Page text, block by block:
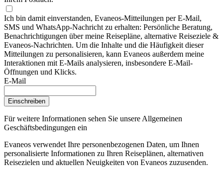
Ich bin damit einverstanden, Evaneos-Mitteilungen per E-Mail,
SMS und WhatsApp-Nachricht zu erhalten: Persönliche Beratung,
Benachrichtigungen über meine Reisepläne, alternative Reiseziele &
Evaneos-Nachrichten. Um die Inhalte und die Häufigkeit dieser
Mitteilungen zu personalisieren, kann Evaneos außerdem meine
Interaktionen mit E-Mails analysieren, insbesondere E-Mail-
Öffnungen und Klicks.
E-Mail
Einschreiben
Für weitere Informationen sehen Sie unsere Allgemeinen
Geschäftsbedingungen ein
Evaneos verwendet Ihre personenbezogenen Daten, um Ihnen
personalisierte Informationen zu Ihren Reiseplänen, alternativen
Reisezielen und aktuellen Neuigkeiten von Evaneos zuzusenden.